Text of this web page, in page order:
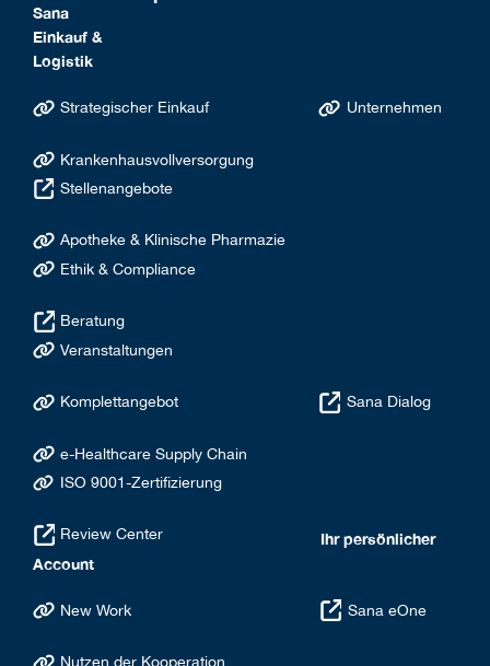
Sana
Einkauf &
Logistik
Strategischer Einkauf Unternehmen
Krankenhausvollversorgung
Stellenangebote
Apotheke & Klinische Pharmazie
Ethik & Compliance
Beratung
Veranstaltungen
Komplettangebot Sana Dialog
e-Healthcare Supply Chain
ISO 9001-Zertifizierung
Review Center
Ihr persönlicher
Account
New Work Sana eOne
Nutzen der Kooperation